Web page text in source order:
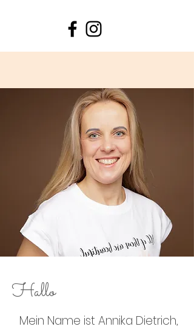
Hallo
Mein Name ist Annika Dietrich,